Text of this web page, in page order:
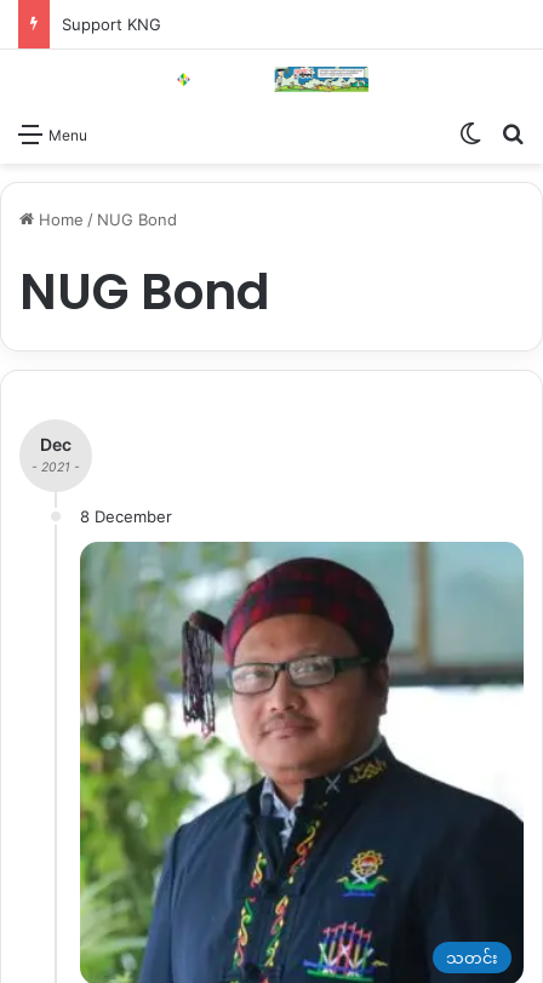
Support KNG
Menu
Home / NUG Bond
NUG Bond
Dec
- 2021 -
8 December
သတင်း